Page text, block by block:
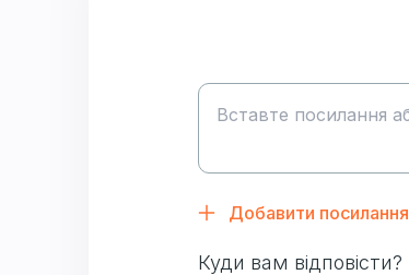
Добавити посилання
Куди вам відповісти?